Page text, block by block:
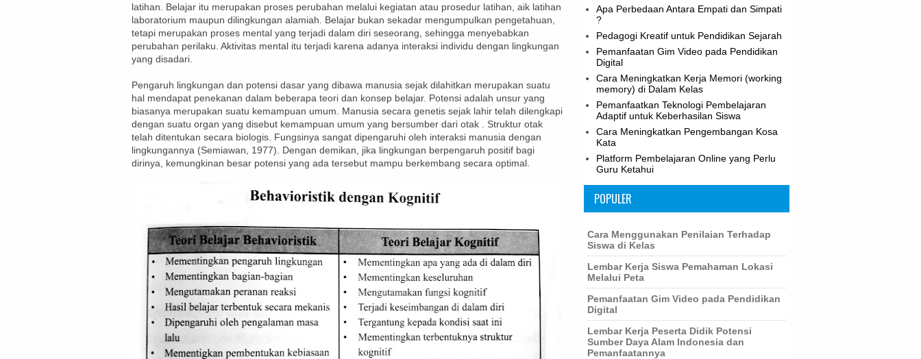
latihan. Belajar itu merupakan proses perubahan melalui kegiatan atau prosedur latihan, aik latihan
laboratorium maupun dilingkungan alamiah. Belajar bukan sekadar mengumpulkan pengetahuan,
tetapi merupakan proses mental yang terjadi dalam diri seseorang, sehingga menyebabkan
perubahan perilaku. Aktivitas mental itu terjadi karena adanya interaksi individu dengan lingkungan
yang disadari.
Pengaruh lingkungan dan potensi dasar yang dibawa manusia sejak dilahitkan merupakan suatu
hal mendapat penekanan dalam beberapa teori dan konsep belajar. Potensi adalah unsur yang
biasanya merupakan suatu kemampuan umum. Manusia secara genetis sejak lahir telah dilengkapi
dengan suatu organ yang disebut kemampuan umum yang bersumber dari otak . Struktur otak
telah ditentukan secara biologis. Fungsinya sangat dipengaruhi oleh interaksi manusia dengan
lingkungannya (Semiawan, 1977). Dengan demikan, jika lingkungan berpengaruh positif bagi
dirinya, kemungkinan besar potensi yang ada tersebut mampu berkembang secara optimal.
Apa Perbedaan Antara Empati dan Simpati
?
Pedagogi Kreatif untuk Pendidikan Sejarah
Pemanfaatan Gim Video pada Pendidikan
Digital
Cara Meningkatkan Kerja Memori (working
memory) di Dalam Kelas
Pemanfaatkan Teknologi Pembelajaran
Adaptif untuk Keberhasilan Siswa
Cara Meningkatkan Pengembangan Kosa
Kata
Platform Pembelajaran Online yang Perlu
Guru Ketahui
POPULER
Cara Menggunakan Penilaian Terhadap
Siswa di Kelas
Lembar Kerja Siswa Pemahaman Lokasi
Melalui Peta
Pemanfaatan Gim Video pada Pendidikan
Digital
Lembar Kerja Peserta Didik Potensi
Sumber Daya Alam Indonesia dan
Pemanfaatannya